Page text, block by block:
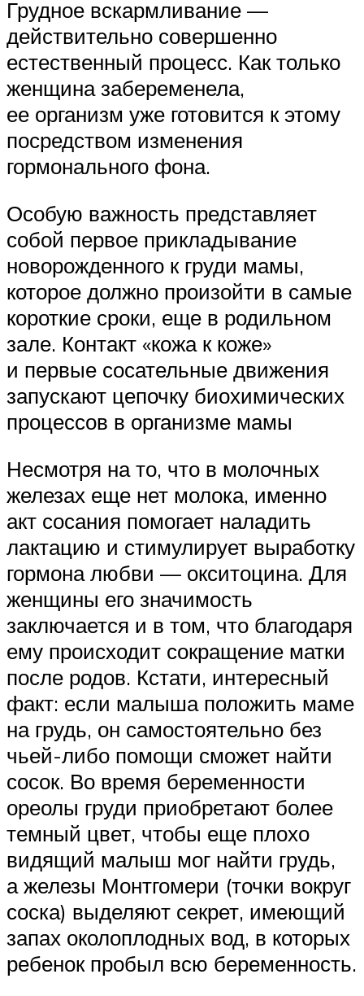
Грудное вскармливание —
действительно совершенно
естественный процесс. Как только
женщина забеременела,
ее организм уже готовится к этому
посредством изменения
гормонального фона.
Особую важность представляет
собой первое прикладывание
новорожденного к груди мамы,
которое должно произойти в самые
короткие сроки, еще в родильном
зале. Контакт «кожа к коже»
и первые сосательные движения
запускают цепочку биохимических
процессов в организме мамы
Несмотря на то, что в молочных
железах еще нет молока, именно
акт сосания помогает наладить
лактацию и стимулирует выработку
гормона любви — окситоцина. Для
женщины его значимость
заключается и в том, что благодаря
ему происходит сокращение матки
после родов. Кстати, интересный
факт: если малыша положить маме
на грудь, он самостоятельно без
чьей-либо помощи сможет найти
сосок. Во время беременности
ореолы груди приобретают более
темный цвет, чтобы еще плохо
видящий малыш мог найти грудь,
а железы Монтгомери (точки вокруг
соска) выделяют секрет, имеющий
запах околоплодных вод, в которых
ребенок пробыл всю беременность.